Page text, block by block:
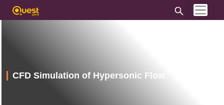
CFD Simulation of Hypersonic Flow